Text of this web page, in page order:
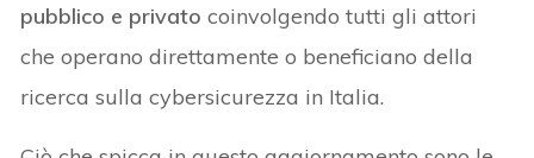
pubblico e privato coinvolgendo tutti gli attori
che operano direttamente o beneficiano della
ricerca sulla cybersicurezza in Italia.